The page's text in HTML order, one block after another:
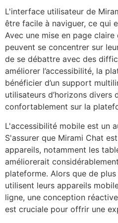
L'interface utilisateur de
être facile à naviguer, ce qui
Avec une mise en page
peuvent se concentrer sur
de se débattre avec des
améliorer l’accessibilité, la
bénéficier d’un support
utilisateurs d’horizons divers
confortablement sur la
L'accessibilité mobile est un
S'assurer que Mirami Chat
appareils, notamment les
améliorerait
plateforme. Alors que de
utilisent leurs appareils
ligne, une conception
est cruciale pour offrir une